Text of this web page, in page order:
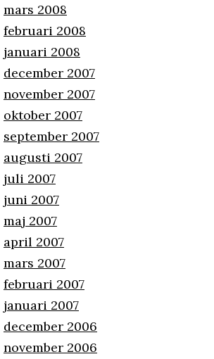
mars 2008
februari 2008
januari 2008
december 2007
november 2007
oktober 2007
september 2007
augusti 2007
juli 2007
juni 2007
maj 2007
april 2007
mars 2007
februari 2007
januari 2007
december 2006
november 2006